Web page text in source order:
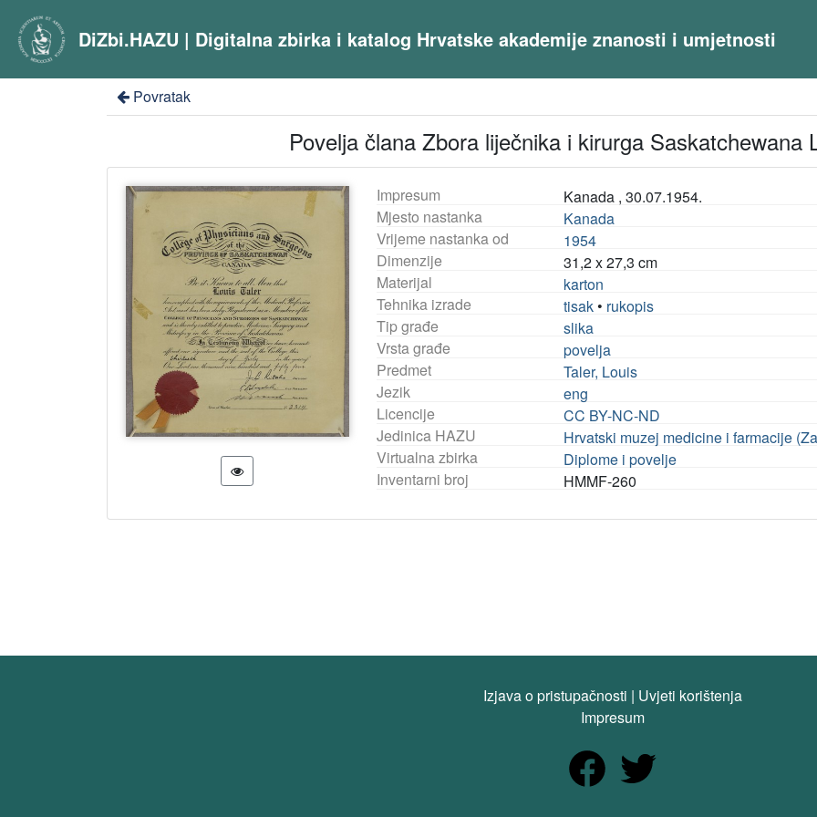
DiZbi.HAZU | Digitalna zbirka i katalog Hrvatske akademije znanosti i umjetnosti
Povratak
Povelja člana Zbora liječnika i kirurga Saskatchewana
Impresum
Kanada , 30.07.1954.
Mjesto nastanka
Kanada
Vrijeme nastanka od
1954
Dimenzije
31,2 x 27,3 cm
Materijal
karton
Tehnika izrade
tisak • rukopis
Tip građe
slika
Vrsta građe
povelja
Predmet
Taler, Louis
Jezik
eng
Licencije
CC BY-NC-ND
Jedinica HAZU
Hrvatski muzej medicine i farmacije
Virtualna zbirka
Diplome i povelje
Inventarni broj
HMMF-260
Izjava o pristupačnosti | Uvjeti korištenja
Impresum